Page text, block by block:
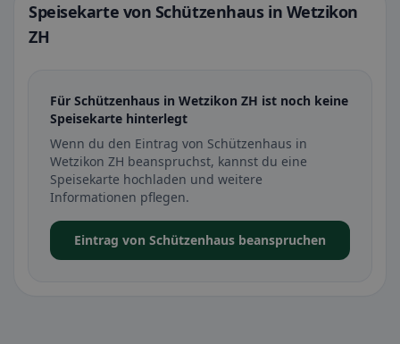
Speisekarte von Schützenhaus in Wetzikon
ZH
Für Schützenhaus in Wetzikon ZH ist noch keine
Speisekarte hinterlegt
Wenn du den Eintrag von Schützenhaus in
Wetzikon ZH beanspruchst, kannst du eine
Speisekarte hochladen und weitere
Informationen pflegen.
Eintrag von Schützenhaus beanspruchen